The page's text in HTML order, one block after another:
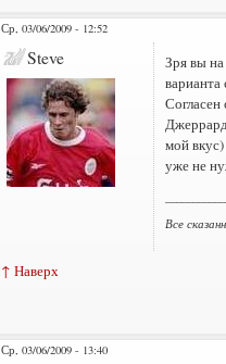
Ср, 03/06/2009 - 12:52
Steve
Зря вы
мой
уже не
Все
↑ Наверх
Ср, 03/06/2009 - 13:40